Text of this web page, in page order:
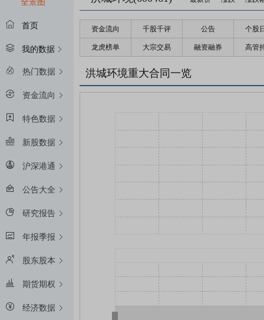
全景图
首页
我的数据
热门数据
资金流向
特色数据
新股数据
沪深港通
公告大全
研究报告
年报季报
股东股本
期货期权
经济数据
资金流向 千股千评 公告 个股
龙虎榜单 大宗交易 融资融券 高管
洪城环境重大合同一览